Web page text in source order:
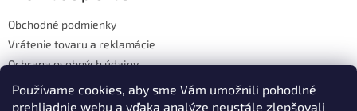
Používame cookies, aby sme Vám umožnili pohodlné
prehliadnie webu a vďaka analýze neustále zlepšovali
Obchodné podmienky
Vrátenie tovaru a reklamácie
Ochrana osobných údajov
Hodnotenie obchodu